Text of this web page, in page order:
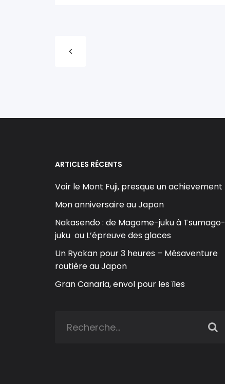
ARTICLES RÉCENTS
Voir le Mont Fuji, presque un achievement
Mon anniversaire au Japon
Nakasendo : de Magome-juku à Tsumago-
juku ou L’épreuve des glaces
Un Ryokan pour 3 heures – Mésaventure
routière au Japon
Gran Canaria, envol pour les îles